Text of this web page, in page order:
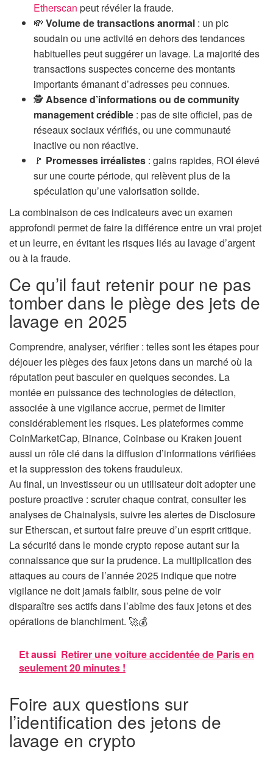
Etherscan peut révéler la fraude.
💸 Volume de transactions anormal : un pic
soudain ou une activité en dehors des tendances
habituelles peut suggérer un lavage. La majorité des
transactions suspectes concerne des montants
importants émanant d’adresses peu connues.
🕵️Absence d’informations ou de community
management crédible : pas de site officiel, pas de
réseaux sociaux vérifiés, ou une communauté
inactive ou non réactive.
🚩 Promesses irréalistes : gains rapides, ROI élevé
sur une courte période, qui relèvent plus de la
spéculation qu’une valorisation solide.
La combinaison de ces indicateurs avec un examen
approfondi permet de faire la différence entre un vrai projet
et un leurre, en évitant les risques liés au lavage d’argent
ou à la fraude.
Ce qu’il faut retenir pour ne pas
tomber dans le piège des jets de
lavage en 2025
Comprendre, analyser, vérifier : telles sont les étapes pour
déjouer les pièges des faux jetons dans un marché où la
réputation peut basculer en quelques secondes. La
montée en puissance des technologies de détection,
associée à une vigilance accrue, permet de limiter
considérablement les risques. Les plateformes comme
CoinMarketCap, Binance, Coinbase ou Kraken jouent
aussi un rôle clé dans la diffusion d’informations vérifiées
et la suppression des tokens frauduleux.
Au final, un investisseur ou un utilisateur doit adopter une
posture proactive : scruter chaque contrat, consulter les
analyses de Chainalysis, suivre les alertes de Disclosure
sur Etherscan, et surtout faire preuve d’un esprit critique.
La sécurité dans le monde crypto repose autant sur la
connaissance que sur la prudence. La multiplication des
attaques au cours de l’année 2025 indique que notre
vigilance ne doit jamais faiblir, sous peine de voir
disparaître ses actifs dans l’abîme des faux jetons et des
opérations de blanchiment. 🚀💰
Et aussi Retirer une voiture accidentée de Paris en
seulement 20 minutes !
Foire aux questions sur
l’identification des jetons de
lavage en crypto